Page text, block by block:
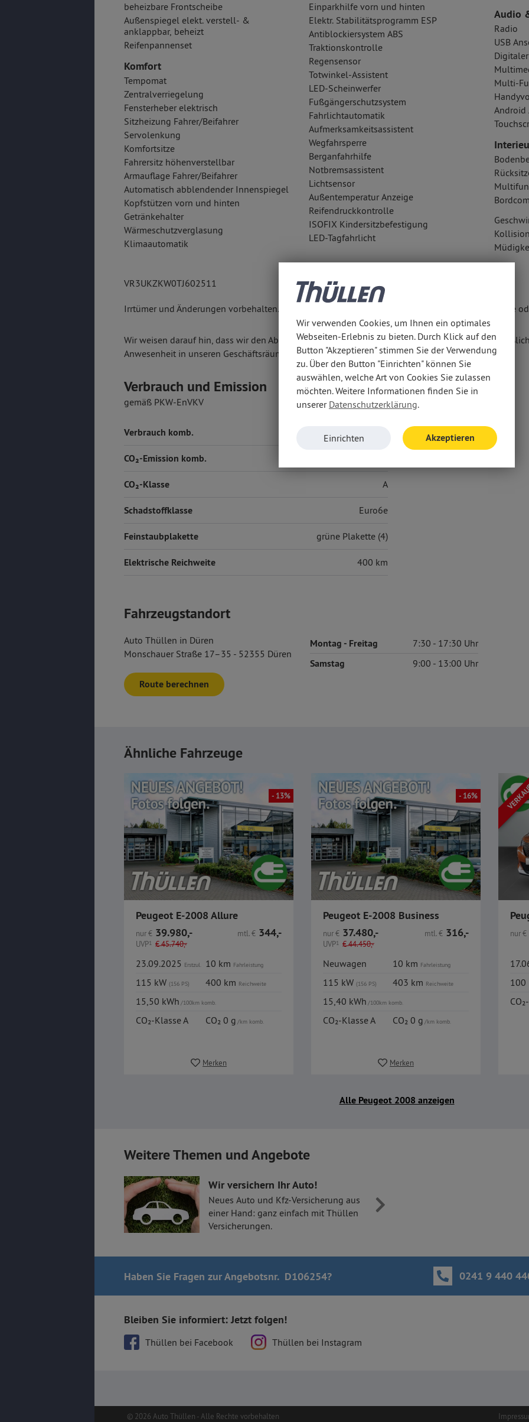
beheizbare Frontscheibe
Außenspiegel elekt. verstell- &
anklappbar, beheizt
Reifenpannenset
Komfort
Tempomat
Zentralverriegelung
Fensterheber elektrisch
Sitzheizung Fahrer/Beifahrer
Servolenkung
Komfortsitze
Fahrersitz höhenverstellbar
Armauflage Fahrer/Beifahrer
Automatisch abblendender Innenspiegel
Kopfstützen vorn und hinten
Getränkehalter
Wärmeschutzverglasung
Klimaautomatik
Einparkhilfe vorn und hinten
Elektr. Stabilitätsprogramm ESP
Antiblockiersystem ABS
Traktionskontrolle
Regensensor
Totwinkel-Assistent
LED-Scheinwerfer
Fußgängerschutzsystem
Fahrlichtautomatik
Aufmerksamkeitsassistent
Wegfahrsperre
Berganfahrhilfe
Notbremsassistent
Lichtsensor
Außentemperatur Anzeige
Reifendruckkontrolle
ISOFIX Kindersitzbefestigung
LED-Tagfahrlicht
Audio
Radio
USB
Multi-
Android
VR3UKZKW0TJ602511
Irrtümer und Änderungen vorbehalten. Weitere Informationen erhalten Sie unter www.thuellen.de
Wir weisen darauf hin, dass wir den Abschluss eines Kaufvertrages zu diesem Angebot
Anwesenheit in unseren Geschäftsräumen anbieten.
Verbrauch und Emission
gemäß PKW-EnVKV
Verbrauch komb. 15,50 kWh/100 km
CO₂-Emission komb.
CO₂-Klasse A
Schadstoffklasse Euro6e
Feinstaubplakette grüne Plakette (4)
Elektrische Reichweite 400 km
Fahrzeugstandort
Auto Thüllen in Düren
Monschauer Straße 17–35 - 52355 Düren
Route berechnen
Montag - Freitag 7:30 17:30
Samstag 9:00 13:00
Ähnliche Fahrzeuge
- 13%
Peugeot E-2008 Allure
nur€ 39.980,-
UVP1 €45.740,-
mtl.€ 344,-
23.09.2025 Erstzul. 10 km Fahrleistung
115 kW (156 PS) 400 km Reichweite
15,50 kWh/100km komb.
CO₂-Klasse A CO₂ 0 g/km komb.
Merken
- 16%
Peugeot E-2008 Business
nur€ 37.480,-
UVP1 €44.450,-
mtl.€ 316,-
Neuwagen 10 km Fahrleistung
115 kW (156 PS) 403 km Reichweite
15,40 kWh/100km komb.
CO₂-Klasse A CO₂ 0 g/km komb.
Merken
nur€
100
Alle Peugeot 2008 anzeigen
Weitere Themen und Angebote
Wir versichern Ihr Auto!
Neues Auto und Kfz-Versicherung aus
einer Hand: ganz einfach mit Thüllen
Versicherungen.
Haben Sie Fragen zur Angebotsnr. D106254? 0241 9 440
Bleiben Sie informiert: Jetzt folgen!
Thüllen bei Facebook Thüllen bei Instagram
© 2026 Auto Thüllen - Alle Rechte vorbehalten
Wir verwenden Cookies, um Ihnen ein optimales
Webseiten-Erlebnis zu bieten. Durch Klick auf den
Button "Akzeptieren" stimmen Sie der Verwendung
zu. Über den Button "Einrichten" können Sie
auswählen, welche Art von Cookies Sie zulassen
möchten. Weitere Informationen finden Sie in
unserer Datenschutzerklärung.
Einrichten Akzeptieren